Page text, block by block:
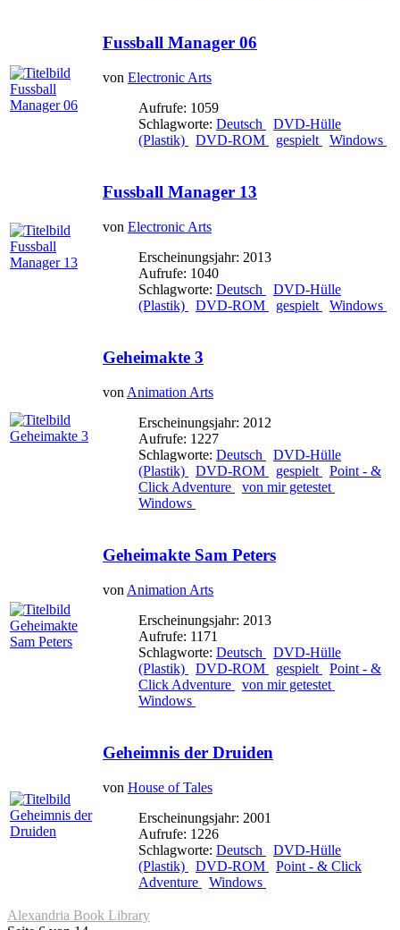
Fussball Manager 06
von Electronic Arts
Aufrufe: 1059
Schlagworte: Deutsch
DVD-Hülle
(Plastik)
DVD-ROM gespielt Windows
Fussball Manager 13
von Electronic Arts
Erscheinungsjahr: 2013
Aufrufe: 1040
Schlagworte: Deutsch
DVD-Hülle
(Plastik)
DVD-ROM gespielt Windows
Geheimakte 3
von Animation Arts
Erscheinungsjahr: 2012
Aufrufe: 1227
Schlagworte: Deutsch
DVD-Hülle
(Plastik)
DVD-ROM gespielt
Point - &
Click Adventure
von mir getestet
Windows
Geheimakte Sam Peters
von Animation Arts
Erscheinungsjahr: 2013
Aufrufe: 1171
Schlagworte: Deutsch
DVD-Hülle
(Plastik)
DVD-ROM gespielt
Point - &
Click Adventure
von mir getestet
Windows
Geheimnis der Druiden
von House of Tales
Erscheinungsjahr: 2001
Aufrufe: 1226
Schlagworte: Deutsch
DVD-Hülle
(Plastik)
DVD-ROM
Point - & Click
Adventure
Windows
Alexandria Book Library